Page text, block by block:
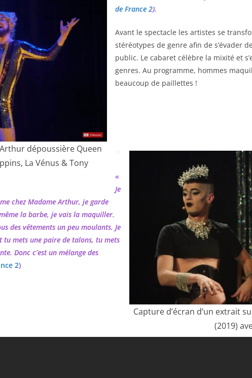
dépoussière Queen
La Vénus & Tony
de France 2).
Avant le spectacle les artistes se
stéréotypes de genre afin de s’évader
public. Le cabaret célèbre la mixité et
genres. Au programme, hommes
beaucoup de paillettes !
Capture d’écran d’un extrait
(2019)
«
Je
chez Madame Arthur, je garde
la barbe, je vais la maquiller.
des vêtements un peu moulants. Je
tu mets une paire de talons, tu mets
Donc c’est un mélange des
2)